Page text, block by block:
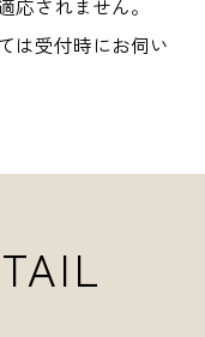
応されません。
は受付時にお伺い